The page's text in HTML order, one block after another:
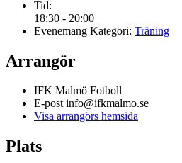
Tid:
18:30 - 20:00
Evenemang Kategori: Träning
Arrangör
IFK Malmö Fotboll
E-postinfo@ifkmalmo.se
Visa arrangörs hemsida
Plats